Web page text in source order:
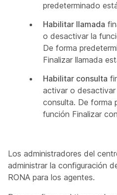
predeterminado
Habilitar llamada
o desactivar la
De forma
Finalizar llamada
Habilitar consulta
activar o
consulta. De forma
función Finalizar
Los administradores del
administrar la configuración
RONA para los agentes.